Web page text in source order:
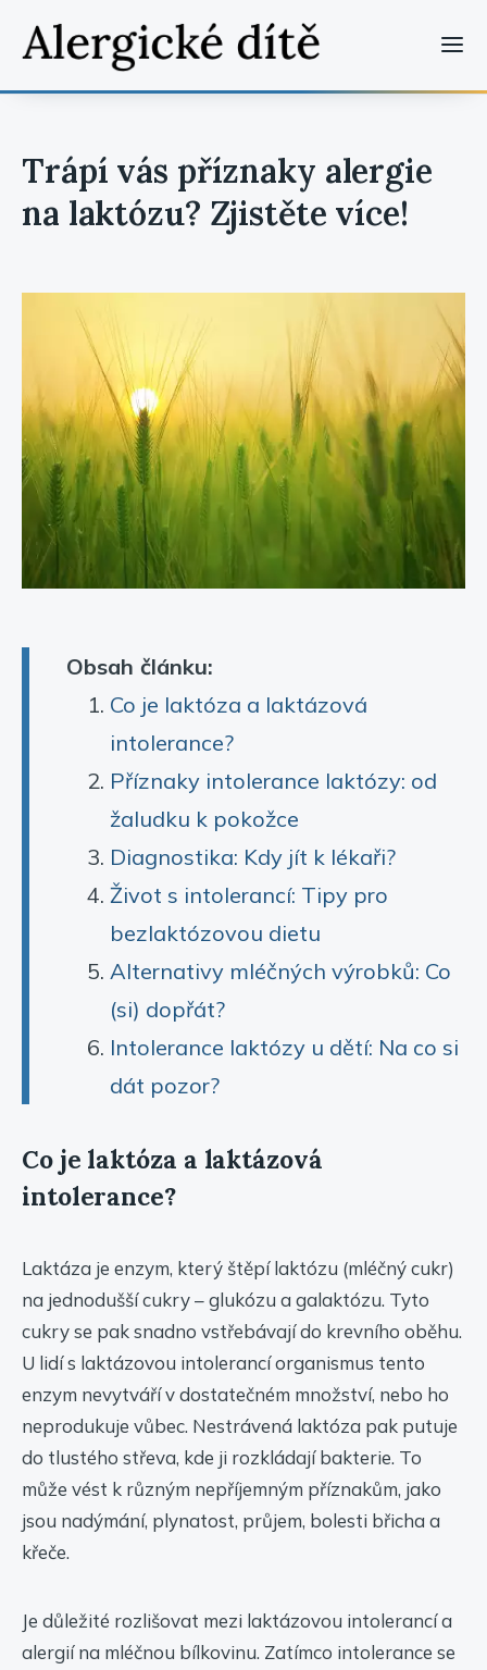
Trápí vás příznaky alergie
na laktózu? Zjistěte více!
Obsah článku:
Co je laktóza a laktázová
intolerance?
Příznaky intolerance laktózy: od
žaludku k pokožce
Diagnostika: Kdy jít k lékaři?
Život s intolerancí: Tipy pro
bezlaktózovou dietu
Alternativy mléčných výrobků: Co
(si) dopřát?
Intolerance laktózy u dětí: Na co si
dát pozor?
Co je laktóza a laktázová
intolerance?
Laktáza je enzym, který štěpí laktózu (mléčný cukr)
na jednodušší cukry – glukózu a galaktózu. Tyto
cukry se pak snadno vstřebávají do krevního oběhu.
U lidí s laktázovou intolerancí organismus tento
enzym nevytváří v dostatečném množství, nebo ho
neprodukuje vůbec. Nestrávená laktóza pak putuje
do tlustého střeva, kde ji rozkládají bakterie. To
může vést k různým nepříjemným příznakům, jako
jsou nadýmání, plynatost, průjem, bolesti břicha a
křeče.
Je důležité rozlišovat mezi laktázovou intolerancí a
alergií na mléčnou bílkovinu. Zatímco intolerance se